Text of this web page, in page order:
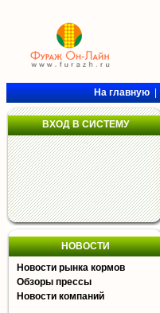
На главную
ВХОД В СИСТЕМУ
НОВОСТИ
Новости рынка кормов
Обзоры прессы
Новости компаний